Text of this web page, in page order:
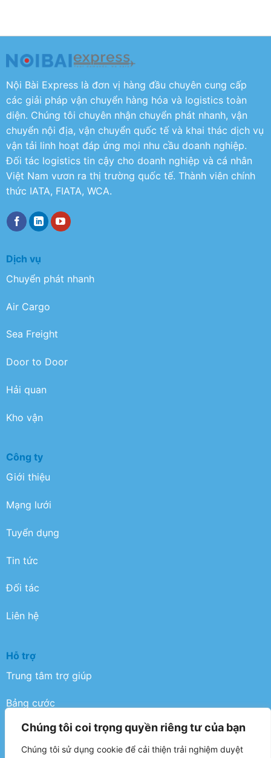
Chúng tôi coi trọng quyền riêng tư của bạn
Chúng tôi sử dụng cookie để cải thiện trải nghiệm duyệt
Nội Bài Express là đơn vị hàng đầu chuyên cung cấp
các giải pháp vận chuyển hàng hóa và logistics toàn
diện. Chúng tôi chuyên nhận chuyển phát nhanh, vận
chuyển nội địa, vận chuyển quốc tế và khai thác dịch vụ
vận tải linh hoạt đáp ứng mọi nhu cầu doanh nghiệp.
Đối tác logistics tin cậy cho doanh nghiệp và cá nhân
Việt Nam vươn ra thị trường quốc tế. Thành viên chính
thức IATA, FIATA, WCA.
Dịch vụ
Chuyển phát nhanh
Air Cargo
Sea Freight
Door to Door
Hải quan
Kho vận
Công ty
Giới thiệu
Mạng lưới
Tuyển dụng
Tin tức
Đối tác
Liên hệ
Hỗ trợ
Trung tâm trợ giúp
Bảng cước
Điều khoản